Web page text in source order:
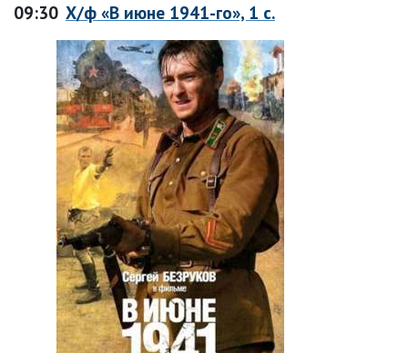
09:30 Х/ф «В июне 1941-го», 1 с.